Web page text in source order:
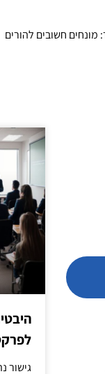
חשובים להורים
גישור